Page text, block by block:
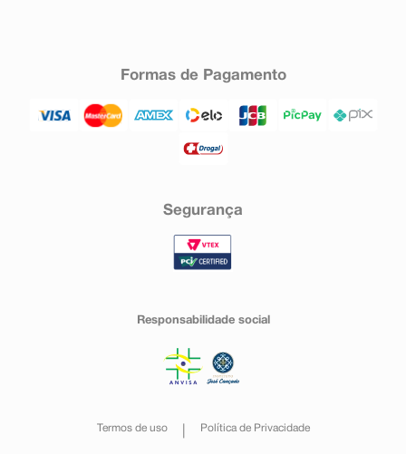
Formas de Pagamento
Segurança
Responsabilidade social
Termos de uso Política de Privacidade